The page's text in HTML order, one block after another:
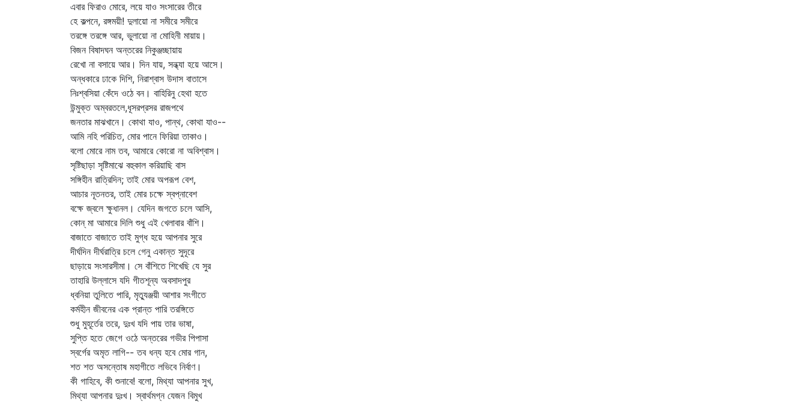
এবার ফিরাও মোরে, লয়ে যাও সংসারের তীরে
হে কল্পনে, রঙ্গময়ী! দুলায়ো না সমীরে সমীরে
তরঙ্গে তরঙ্গে আর, ভুলায়ো না মোহিনী মায়ায়।
বিজন বিষাদঘন অন্তরের নিকুঞ্জচ্ছায়ায়
রেখো না বসায়ে আর। দিন যায়, সন্ধ্যা হয়ে আসে।
অন্ধকারে ঢাকে দিশি, নিরাশ্বাস উদাস বাতাসে
নিঃশ্বসিয়া কেঁদে ওঠে বন। বাহিরিনু হেথা হতে
উন্মুক্ত অম্বরতলে,ধূসরপ্রসর রাজপথে
জনতার মাঝখানে। কোথা যাও, পান্থ, কোথা যাও--
আমি নহি পরিচিত, মোর পানে ফিরিয়া তাকাও।
বলো মোরে নাম তব, আমারে কোরো না অবিশ্বাস।
সৃষ্টিছাড়া সৃষ্টিমাঝে বহুকাল করিয়াছি বাস
সঙ্গিহীন রাত্রিদিন; তাই মোর অপরূপ বেশ,
আচার নূতনতর, তাই মোর চক্ষে স্বপ্নাবেশ
বক্ষে জ্বলে ক্ষুধানল। যেদিন জগতে চলে আসি,
কোন্‌ মা আমারে দিলি শুধু এই খেলাবার বাঁশি।
বাজাতে বাজাতে তাই মুগ্ধ হয়ে আপনার সুরে
দীর্ঘদিন দীর্ঘরাত্রি চলে গেনু একান্ত সুদূরে
ছাড়ায়ে সংসারসীমা। সে বাঁশিতে শিখেছি যে সুর
তাহারি উল্লাসে যদি গীতশূন্য অবসাদপুর
ধ্বনিয়া তুলিতে পারি, মৃত্যুঞ্জয়ী আশার সংগীতে
কর্মহীন জীবনের এক প্রান্ত পারি তরঙ্গিতে
শুধু মুহূর্তের তরে, দুঃখ যদি পায় তার ভাষা,
সুপ্তি হতে জেগে ওঠে অন্তরের গভীর পিপাসা
স্বর্গের অমৃত লাগি-- তব ধন্য হবে মোর গান,
শত শত অসন্তোষ মহাগীতে লভিবে নির্বাণ।
কী গাহিবে, কী শুনাবে! বলো, মিথ্যা আপনার সুখ,
মিথ্যা আপনার দুঃখ। স্বার্থমগ্ন যেজন বিমুখ